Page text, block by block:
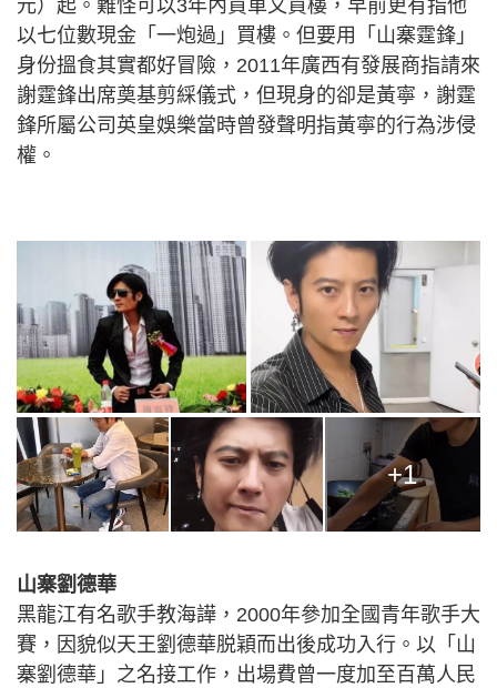
元）起。難怪可以3年內買車又買樓，早前更有指他
以七位數現金「一炮過」買樓。但要用「山寨霆鋒」
身份搵食其實都好冒險，2011年廣西有發展商指請來
謝霆鋒出席奠基剪綵儀式，但現身的卻是黃寧，謝霆
鋒所屬公司英皇娛樂當時曾發聲明指黃寧的行為涉侵
權。
+1
山寨劉德華
黑龍江有名歌手教海譁，2000年參加全國青年歌手大
賽，因貌似天王劉德華脱穎而出後成功入行。以「山
寨劉德華」之名接工作，出場費曾一度加至百萬人民